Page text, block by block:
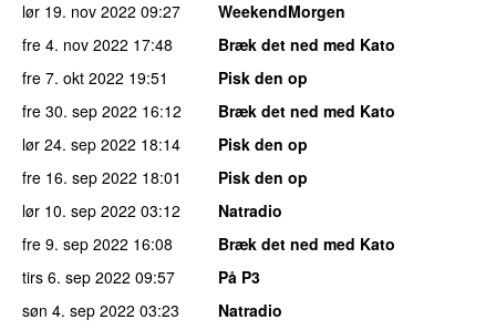
lør 19. nov 2022 09:27
WeekendMorgen
fre 4. nov 2022 17:48
Bræk det ned med Kato
fre 7. okt 2022 19:51
Pisk den op
fre 30. sep 2022 16:12
Bræk det ned med Kato
lør 24. sep 2022 18:14
Pisk den op
fre 16. sep 2022 18:01
Pisk den op
lør 10. sep 2022 03:12
Natradio
fre 9. sep 2022 16:08
Bræk det ned med Kato
tirs 6. sep 2022 09:57
På P3
søn 4. sep 2022 03:23
Natradio